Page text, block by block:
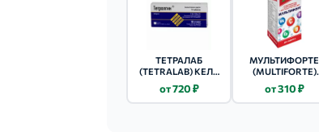
ТЕТРАЛАБ
(TETRALAB) КЕЛП
ВИТАМИНОМ Д ТАБ
90 ШТ.
от 720 ₽
МУЛЬТИФОРТЕ
(MULTIFORTE)
18 ШТ.
от 310 ₽